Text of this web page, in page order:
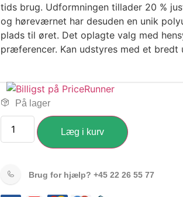
tids brug. Udformningen tillader 20 %
og høreværnet har desuden en unik
plads til øret. Det oplagte valg med
præferencer. Kan udstyres med et
På lager
Læg i kurv
Brug for hjælp? +45 22 26 55 77